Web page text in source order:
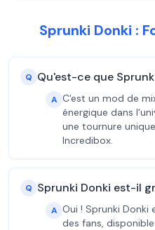
Sprunki Donki :
Q Qu'est-ce que
A C'est un mod de
énergique dans
une tournure
Incredibox.
Q Sprunki Donki est-il
A Oui ! Sprunki
des fans,